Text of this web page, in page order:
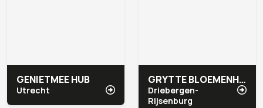
GENIETMEE HUB
Utrecht
GRYTTE BLOEMENHEUVEL
Driebergen-
Rijsenburg